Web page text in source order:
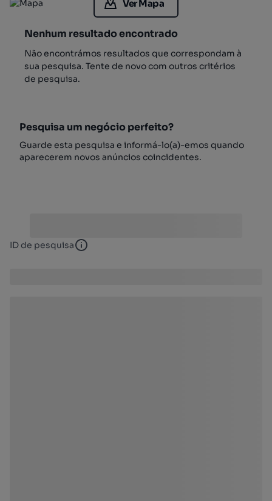
Ver Mapa
Nenhum resultado encontrado
Não encontrámos resultados que correspondam à
sua pesquisa. Tente de novo com outros critérios
de pesquisa.
Pesquisa um negócio perfeito?
Guarde esta pesquisa e informá-lo(a)-emos quando
aparecerem novos anúncios coincidentes.
ID de pesquisa ID de pesquisa